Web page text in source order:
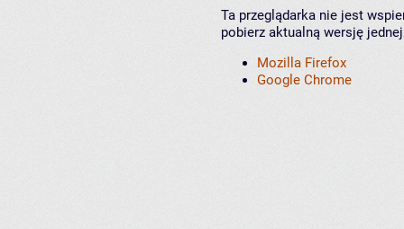
Ta przeglądarka nie jest
pobierz aktualną wersję
Mozilla Firefox
Google Chrome